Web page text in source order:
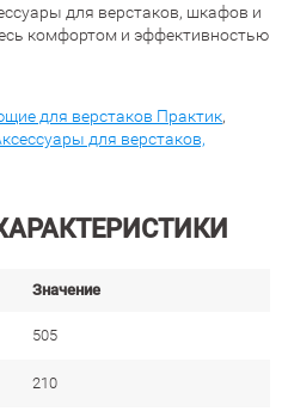
для верстаков, шкафов и
комфортом и эффективностью
для верстаков Практик,
для верстаков,
Значение
505
210